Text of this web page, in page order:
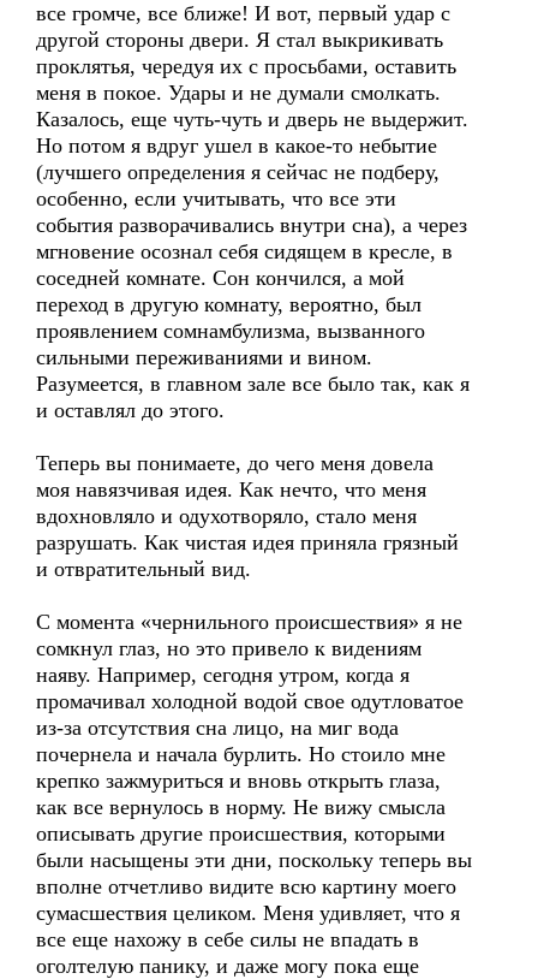
все громче, все ближе! И вот, первый удар с
другой стороны двери. Я стал выкрикивать
проклятья, чередуя их с просьбами, оставить
меня в покое. Удары и не думали смолкать.
Казалось, еще чуть-чуть и дверь не выдержит.
Но потом я вдруг ушел в какое-то небытие
(лучшего определения я сейчас не подберу,
особенно, если учитывать, что все эти
события разворачивались внутри сна), а через
мгновение осознал себя сидящем в кресле, в
соседней комнате. Сон кончился, а мой
переход в другую комнату, вероятно, был
проявлением сомнамбулизма, вызванного
сильными переживаниями и вином.
Разумеется, в главном зале все было так, как я
и оставлял до этого.
Теперь вы понимаете, до чего меня довела
моя навязчивая идея. Как нечто, что меня
вдохновляло и одухотворяло, стало меня
разрушать. Как чистая идея приняла грязный
и отвратительный вид.
С момента «чернильного происшествия» я не
сомкнул глаз, но это привело к видениям
наяву. Например, сегодня утром, когда я
промачивал холодной водой свое одутловатое
из-за отсутствия сна лицо, на миг вода
почернела и начала бурлить. Но стоило мне
крепко зажмуриться и вновь открыть глаза,
как все вернулось в норму. Не вижу смысла
описывать другие происшествия, которыми
были насыщены эти дни, поскольку теперь вы
вполне отчетливо видите всю картину моего
сумасшествия целиком. Меня удивляет, что я
все еще нахожу в себе силы не впадать в
оголтелую панику, и даже могу пока еще